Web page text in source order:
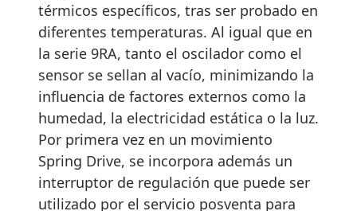
térmicos específicos, tras ser probado en
diferentes temperaturas. Al igual que en
la serie 9RA, tanto el oscilador como el
sensor se sellan al vacío, minimizando la
influencia de factores externos como la
humedad, la electricidad estática o la luz.
Por primera vez en un movimiento
Spring Drive, se incorpora además un
interruptor de regulación que puede ser
utilizado por el servicio posventa para